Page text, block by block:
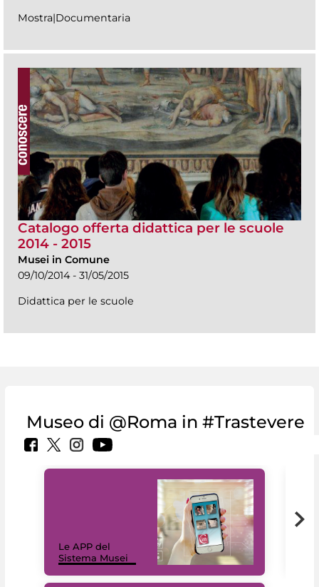
Mostra|Documentaria
Catalogo offerta didattica per le scuole
2014 - 2015
Musei in Comune
09/10/2014 - 31/05/2015
Didattica per le scuole
Museo di @Roma in #Trastevere
Le APP del
Sistema Musei